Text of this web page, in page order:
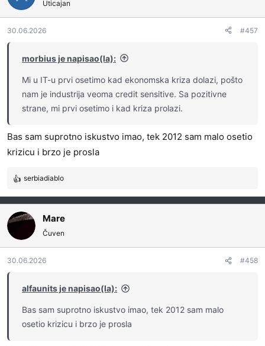
Uticajan
30.06.2026 #457
morbius je napisao(la):
Mi u IT-u prvi osetimo kad ekonomska kriza dolazi, pošto
nam je industrija veoma credit sensitive. Sa pozitivne
strane, mi prvi osetimo i kad kriza prolazi.
Bas sam suprotno iskustvo imao, tek 2012 sam malo osetio
krizicu i brzo je prosla
R
e
a
g
v
a
n
serbiadiablo
Mare
Čuven
30.06.2026 #458
alfaunits je napisao(la):
Bas sam suprotno iskustvo imao, tek 2012 sam malo
osetio krizicu i brzo je prosla